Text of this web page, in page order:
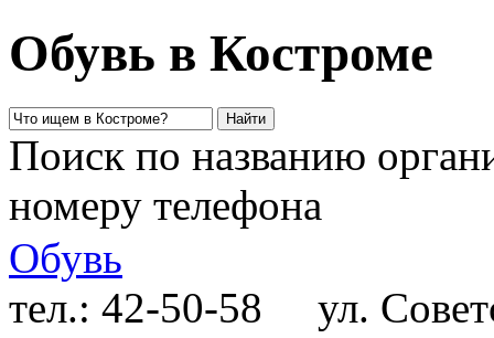
Обувь в Костроме
Поиск по названию
номеру телефона
Обувь
тел.: 42-50-58
ул.